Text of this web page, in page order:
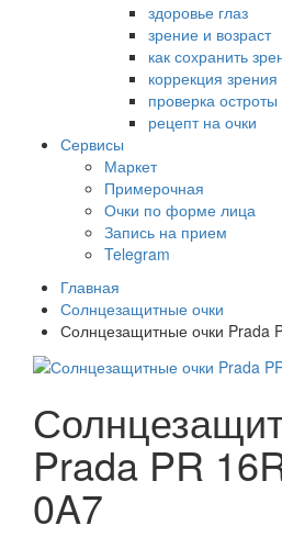
здоровье глаз
зрение и возраст
как сохранить
коррекция зрения
проверка
рецепт на очки
Сервисы
Маркет
Примерочная
Очки по форме лица
Запись на прием
Telegram
Главная
Солнцезащитные очки
Солнцезащитные очки Prada
Prada PR
0A7